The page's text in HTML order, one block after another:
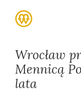
Wrocław
Mennicą
lata